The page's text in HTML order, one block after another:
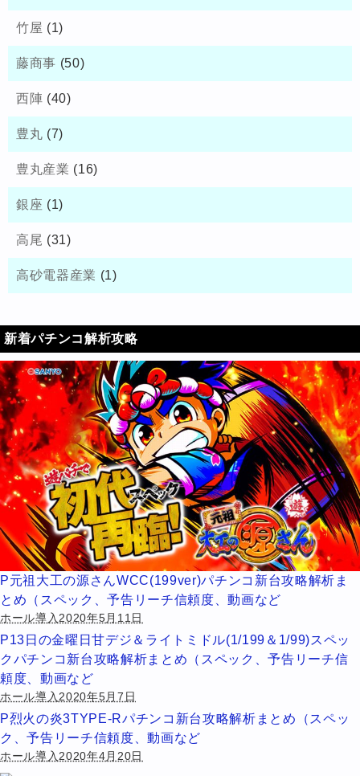
竹屋 (1)
藤商事 (50)
西陣 (40)
豊丸 (7)
豊丸産業 (16)
銀座 (1)
高尾 (31)
高砂電器産業 (1)
新着パチンコ解析攻略
P元祖大工の源さんWCC(199ver)パチンコ新台攻略解析ま
とめ（スペック、予告リーチ信頼度、動画など
ホール導入2020年5月11日
P13日の金曜日甘デジ＆ライトミドル(1/199＆1/99)スペッ
クパチンコ新台攻略解析まとめ（スペック、予告リーチ信
頼度、動画など
ホール導入2020年5月7日
P烈火の炎3TYPE-Rパチンコ新台攻略解析まとめ（スペッ
ク、予告リーチ信頼度、動画など
ホール導入2020年4月20日